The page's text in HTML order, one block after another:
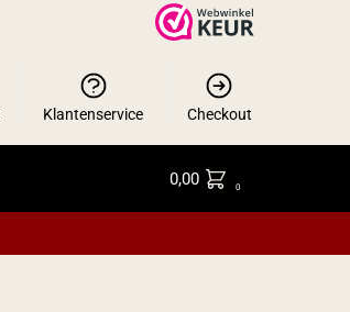
Klantenservice Checkout
0,00 0